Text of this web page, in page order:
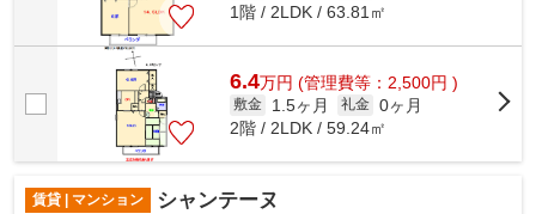
1階 / 2LDK / 63.81㎡
6.4万円 (管理費等：2,500円 )
敷金 1.5ヶ月 礼金 0ヶ月
2階 / 2LDK / 59.24㎡
賃貸 | マンション シャンテーヌ